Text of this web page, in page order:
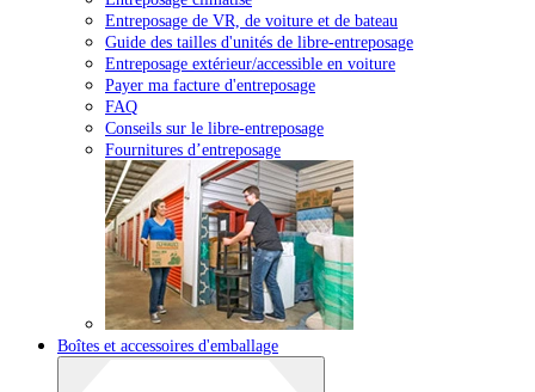
Entreposage de VR, de voiture et de bateau
Guide des tailles d'unités de libre-entreposage
Entreposage extérieur/accessible en voiture
Payer ma facture d'entreposage
FAQ
Conseils sur le libre-entreposage
Fournitures d’entreposage
Boîtes et accessoires d'emballage